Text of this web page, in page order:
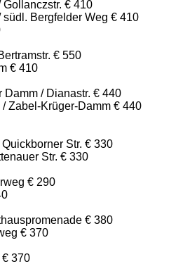
€ 410
Bergfelder Weg € 410
€ 550
€ 410
/ Dianastr. € 440
Zabel-Krüger-Damm € 440
Str. € 330
Str. € 330
€ 290
€ 380
€ 370
€ 370